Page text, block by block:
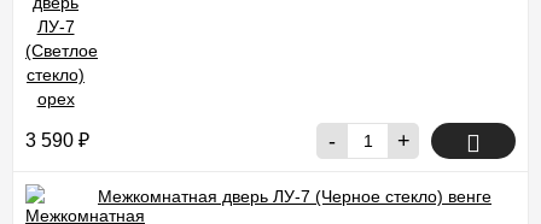
3 590 ₽ - +
Межкомнатная дверь ЛУ-7 (Черное стекло) венге